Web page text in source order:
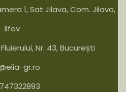
1, Sat Jilava, Com. Jilava,
Ilfov
Nr. 43, București
gr.ro